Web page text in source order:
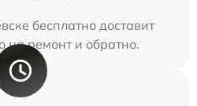
бесплатно доставит
на ремонт и обратно.